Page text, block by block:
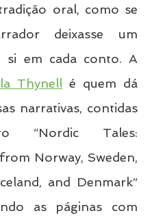
oral, como se
deixasse um
si em cada conto. A
Thynell é quem dá
narrativas, contidas
“Nordic Tales:
Norway, Sweden,
and Denmark”
as páginas com